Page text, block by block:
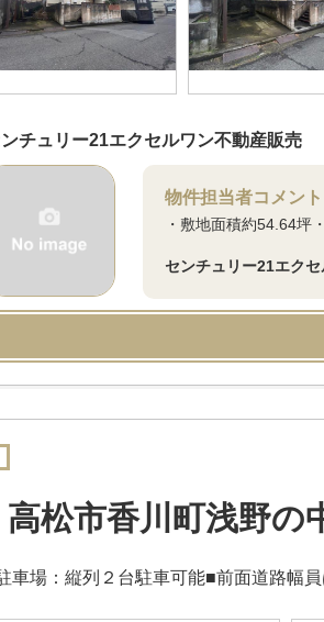
チュリー21エクセルワン不動産販売
物件担当者コメント
・敷地面積約54.64坪
センチュリー21エク
高松市香川町浅野の
車場：縦列２台駐車可能■前面道路幅